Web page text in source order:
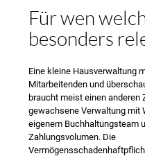
Für wen
besonders
Eine kleine Hausverwaltung
Mitarbeitenden und
braucht meist einen anderen
gewachsene Verwaltung mit
eigenem Buchhaltungsteam
Zahlungsvolumen. Die